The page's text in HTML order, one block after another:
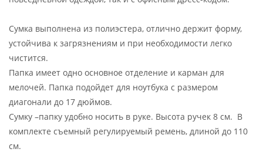
Сумка выполнена из полиэстера, отлично держит форму,
устойчива к загрязнениям и при необходимости легко
чистится.
Папка имеет одно основное отделение и карман для
мелочей. Папка подойдет для ноутбука с размером
диагонали до 17 дюймов.
Сумку –папку удобно носить в руке. Высота ручек 8 см. В
комплекте съемный регулируемый ремень, длиной до 110
см.